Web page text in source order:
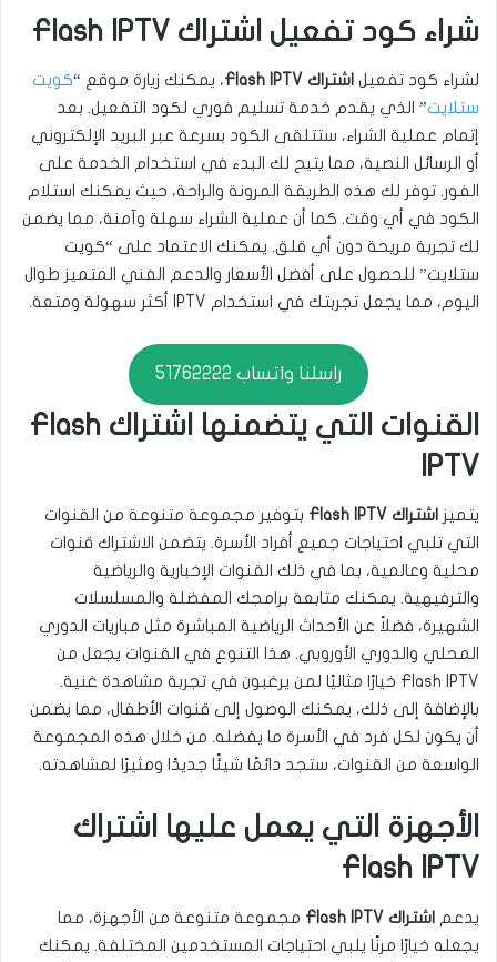
شراء كود تفعيل اشتراك Flash IPTV
لشراء كود تفعيل اشتراك Flash IPTV ، يمكنك زيارة موقع “كويت
ستلايت” الذي يقدم خدمة تسليم فوري لكود التفعيل. بعد
إتمام عملية الشراء، ستتلقى الكود بسرعة عبر البريد الإلكتروني
أو الرسائل النصية، مما يتيح لك البدء في استخدام الخدمة على
الفور. توفر لك هذه الطريقة المرونة والراحة، حيث يمكنك استلام
الكود في أي وقت. كما أن عملية الشراء سهلة وآمنة، مما يضمن
لك تجربة مريحة دون أي قلق. يمكنك الاعتماد على “كويت
ستلايت” للحصول على أفضل الأسعار والدعم الفني المتميز طوال
اليوم، مما يجعل تجربتك في استخدام IPTV أكثر سهولة ومتعة.
راسلنا واتساب 51762222
القنوات التي يتضمنها اشتراك Flash
IPTV
يتميز اشتراك Flash IPTV
بتوفير مجموعة متنوعة من القنوات
التي تلبي احتياجات جميع أفراد الأسرة. يتضمن الاشتراك قنوات
محلية وعالمية، بما في ذلك القنوات الإخبارية والرياضية
والترفيهية. يمكنك متابعة برامجك المفضلة والمسلسلات
الشهيرة، فضلاً عن الأحداث الرياضية المباشرة مثل مباريات الدوري
المحلي والدوري الأوروبي. هذا التنوع في القنوات يجعل من
Flash IPTV خيارًا مثاليًا لمن يرغبون في تجربة مشاهدة غنية.
بالإضافة إلى ذلك، يمكنك الوصول إلى قنوات الأطفال، مما يضمن
أن يكون لكل فرد في الأسرة ما يفضله. من خلال هذه المجموعة
الواسعة من القنوات، ستجد دائمًا شيئًا جديدًا ومثيرًا لمشاهدته.
الأجهزة التي يعمل عليها اشتراك
Flash IPTV
يدعم اشتراك Flash IPTV
مجموعة متنوعة من الأجهزة، مما
يجعله خيارًا مرنًا يلبي احتياجات المستخدمين المختلفة. يمكنك